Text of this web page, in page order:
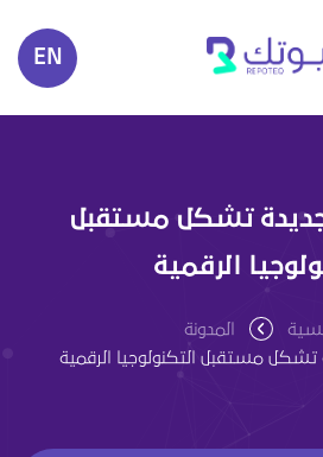
EN
جديدة تشكل مستقبل
الرقمية
المدونة
تشكل مستقبل التكنولوجيا الرقمية